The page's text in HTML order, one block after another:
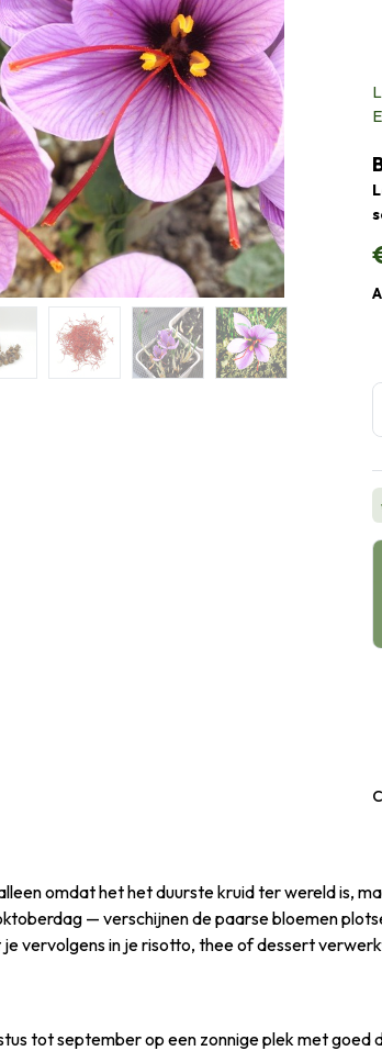
omdat het het duurste kruid ter wereld is,
— verschijnen de paarse bloemen
vervolgens in je risotto, thee of dessert
tot september op een zonnige plek met